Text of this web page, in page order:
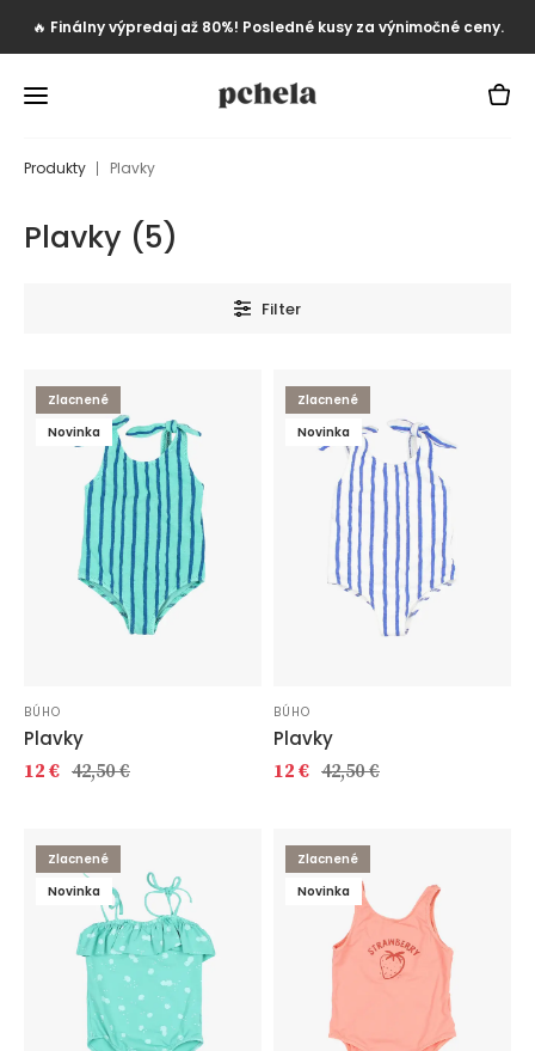
🔥 Finálny výpredaj až 80%! Posledné kusy za výnimočné ceny.
Produkty Plavky
Plavky (5)
Filter
Zlacnené
Novinka
BÚHO
Plavky
12 € 42,50 €
Zlacnené
Novinka
BÚHO
Plavky
12 € 42,50 €
Zlacnené
Novinka
Zlacnené
Novinka